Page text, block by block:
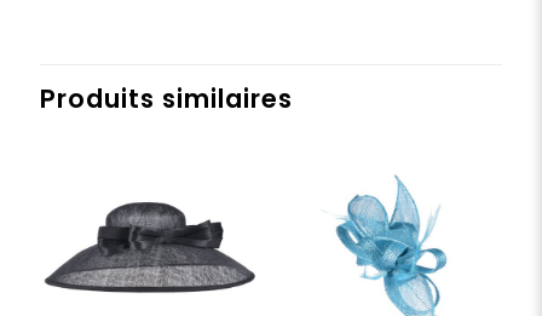
Produits similaires